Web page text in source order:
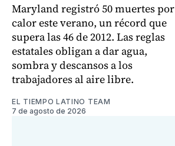
Maryland registró 50 muertes por
calor este verano, un récord que
supera las 46 de 2012. Las reglas
estatales obligan a dar agua,
sombra y descansos a los
trabajadores al aire libre.
EL TIEMPO LATINO TEAM
7 de agosto de 2026